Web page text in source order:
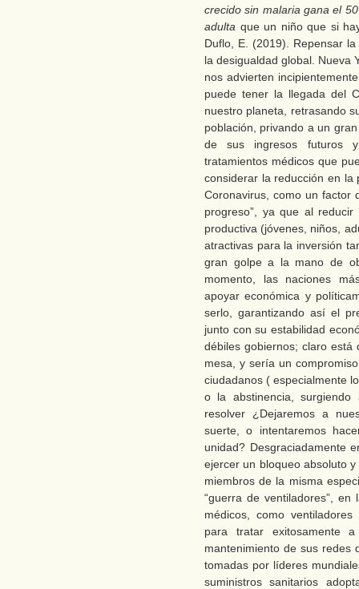
crecido sin malaria gana el
adulta que un niño que si
Duflo, E. (2019). Repensar
la desigualdad global. Nueva
nos advierten
puede tener la llegada del
nuestro planeta, retrasando
población, privando a un
de sus ingresos futuros
tratamientos médicos que
considerar la reducción en la
Coronavirus, como un factor
progreso”, ya que al
productiva (jóvenes, niños,
atractivas para la inversión
gran golpe a la mano de
momento, las naciones
apoyar económica y
serlo, garantizando así el
junto con su estabilidad
débiles gobiernos; claro
mesa, y sería un
ciudadanos ( especialmente
o la abstinencia,
resolver ¿Dejaremos a
suerte, o intentaremos
unidad? Desgraciadamente
ejercer un bloqueo absoluto
miembros de la misma
“guerra de ventiladores”,
médicos, como
para tratar exitosamente
mantenimiento de sus redes
tomadas por líderes
suministros sanitarios